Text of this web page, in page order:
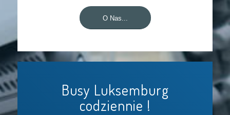
O Nas...
Busy Luksemburg
codziennie !